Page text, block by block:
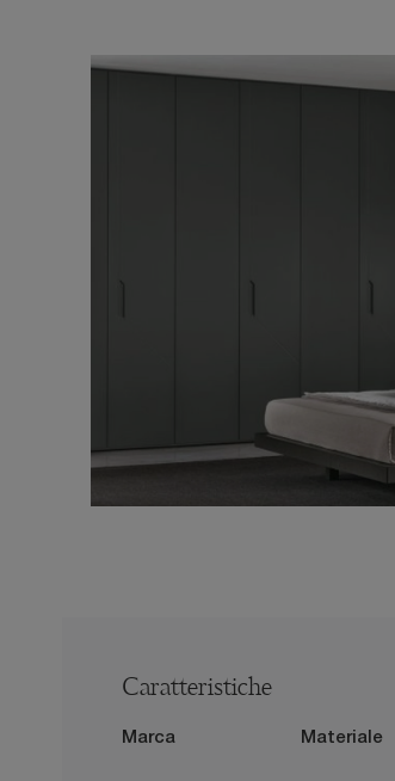
Caratteristiche
Marca Materiale